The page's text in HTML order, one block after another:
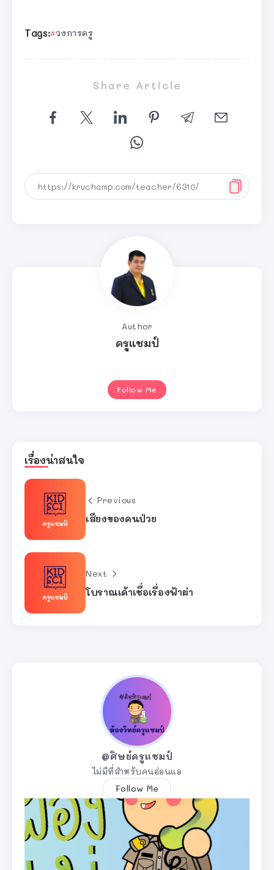
Tags: วงการครู
Share Article
Author
ครูแชมป์
Follow Me
เรื่องน่าสนใจ
Previous
เสียงของคนป่วย
Next
โบราณเค้าเชื่อเรื่องฟ้าผ่า
@ศิษย์ครูแชมป์
ไม่มีที่สำหรับคนอ่อนแอ
Follow Me